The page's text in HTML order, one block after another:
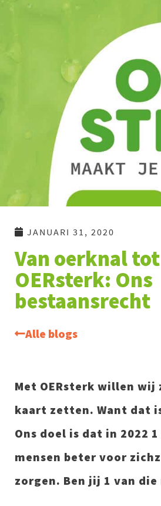
JANUARI 31, 2020
Van oerknal tot
OERsterk: Ons
bestaansrecht
Alle blogs
Met OERsterk willen wij
kaart zetten. Want dat
Ons doel is dat in 2022
mensen beter voor
zorgen. Ben jij 1 van